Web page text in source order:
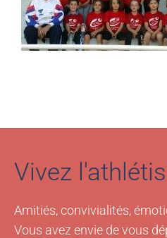
Vivez
Amitiés, convivialités,
Vous avez envie de vous